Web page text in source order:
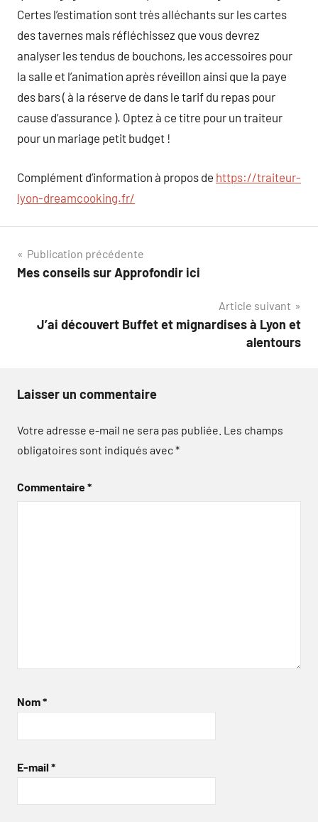
Certes l’estimation sont très alléchants sur les cartes
des tavernes mais réfléchissez que vous devrez
analyser les tendus de bouchons, les accessoires pour
la salle et l’animation après réveillon ainsi que la paye
des bars ( à la réserve de dans le tarif du repas pour
cause d’assurance ). Optez à ce titre pour un traiteur
pour un mariage petit budget !
Complément d’information à propos de https://traiteur-
lyon-dreamcooking.fr/
Navigation
de
Publication précédente
Mes conseils sur Approfondir ici
Article suivant
J’ai découvert Buffet et mignardises à Lyon et
alentours
Laisser un commentaire
Votre adresse e-mail ne sera pas publiée. Les champs
obligatoires sont indiqués avec*
Commentaire*
Nom*
E-mail *